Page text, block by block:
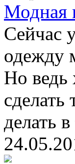
Модная
Сейчас
одежду
Но ведь
делать